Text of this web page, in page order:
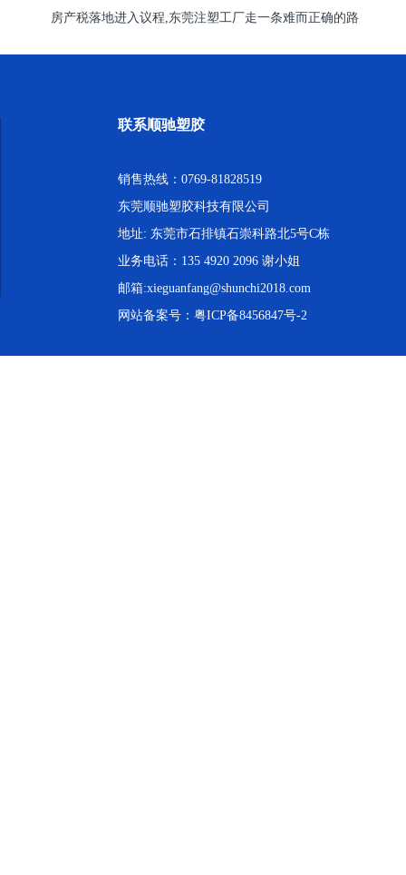
房产税落地进入议程,东莞注塑工厂走一条难而正确的路
联系顺驰塑胶
销售热线：0769-81828519
东莞顺驰塑胶科技有限公司
地址: 东莞市石排镇石崇科路北5号C栋
业务电话：135 4920 2096 谢小姐
邮箱:xieguanfang@shunchi2018.com
网站备案号： 粤ICP备8456847号-2